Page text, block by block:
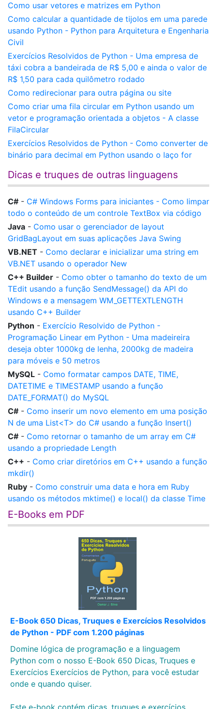
Como usar vetores e matrizes em Python
Como calcular a quantidade de tijolos em uma parede
usando Python - Python para Arquitetura e Engenharia
Civil
Exercícios Resolvidos de Python - Uma empresa de
táxi cobra a bandeirada de R$ 5,00 e ainda o valor de
R$ 1,50 para cada quilômetro rodado
Como redirecionar para outra página ou site
Como criar uma fila circular em Python usando um
vetor e programação orientada a objetos - A classe
FilaCircular
Exercícios Resolvidos de Python - Como converter de
binário para decimal em Python usando o laço for
Dicas e truques de outras linguagens
C# - C# Windows Forms para iniciantes - Como limpar
todo o conteúdo de um controle TextBox via código
Java - Como usar o gerenciador de layout
GridBagLayout em suas aplicações Java Swing
VB.NET - Como declarar e inicializar uma string em
VB.NET usando o operador New
C++ Builder - Como obter o tamanho do texto de um
TEdit usando a função SendMessage() da API do
Windows e a mensagem WM_GETTEXTLENGTH
usando C++ Builder
Python - Exercício Resolvido de Python -
Programação Linear em Python - Uma madeireira
deseja obter 1000kg de lenha, 2000kg de madeira
para móveis e 50 metros
MySQL - Como formatar campos DATE, TIME,
DATETIME e TIMESTAMP usando a função
DATE_FORMAT() do MySQL
C# - Como inserir um novo elemento em uma posição
N de uma List<T> do C# usando a função Insert()
C# - Como retornar o tamanho de um array em C#
usando a propriedade Length
C++ - Como criar diretórios em C++ usando a função
mkdir()
Ruby - Como construir uma data e hora em Ruby
usando os métodos mktime() e local() da classe Time
E-Books em PDF
E-Book 650 Dicas, Truques e Exercícios Resolvidos
de Python - PDF com 1.200 páginas
Domine lógica de programação e a linguagem
Python com o nosso E-Book 650 Dicas, Truques e
Exercícios Exercícios de Python, para você estudar
onde e quando quiser.
Este e-book contém dicas, truques e exercícios